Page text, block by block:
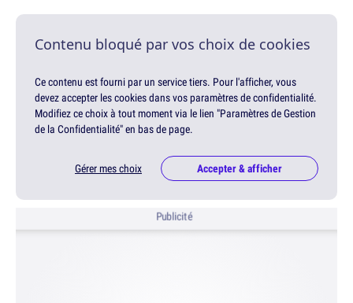
Contenu bloqué par vos choix de cookies
Ce contenu est fourni par un service tiers. Pour l'afficher, vous
devez accepter les cookies dans vos paramètres de confidentialité.
Modifiez ce choix à tout moment via le lien "Paramètres de Gestion
de la Confidentialité" en bas de page.
Gérer mes choix Accepter & afficher
Publicité